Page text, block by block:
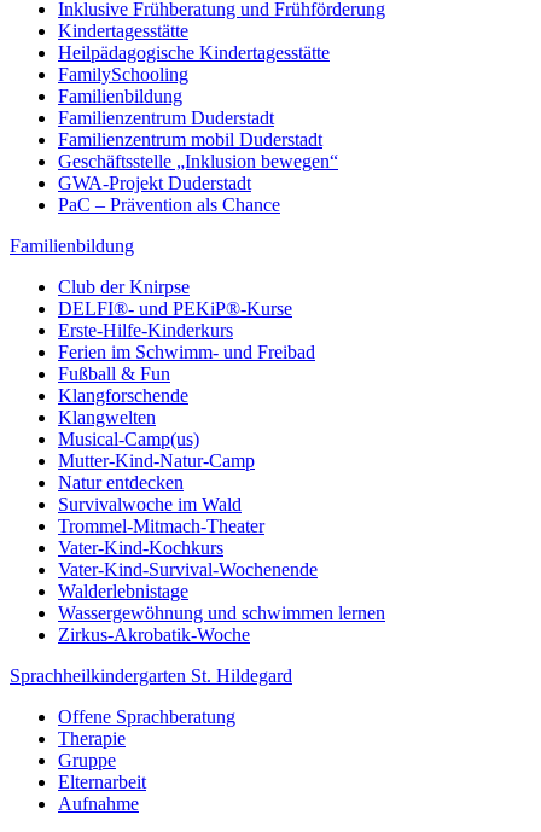
Inklusive Frühberatung und Frühförderung
Kindertagesstätte
Heilpädagogische Kindertagesstätte
FamilySchooling
Familienbildung
Familienzentrum Duderstadt
Familienzentrum mobil Duderstadt
Geschäftsstelle „Inklusion bewegen“
GWA-Projekt Duderstadt
PaC – Prävention als Chance
Familienbildung
Club der Knirpse
DELFI®- und PEKiP®-Kurse
Erste-Hilfe-Kinderkurs
Ferien im Schwimm- und Freibad
Fußball & Fun
Klangforschende
Klangwelten
Musical-Camp(us)
Mutter-Kind-Natur-Camp
Natur entdecken
Survivalwoche im Wald
Trommel-Mitmach-Theater
Vater-Kind-Kochkurs
Vater-Kind-Survival-Wochenende
Walderlebnistage
Wassergewöhnung und schwimmen lernen
Zirkus-Akrobatik-Woche
Sprachheilkindergarten St. Hildegard
Offene Sprachberatung
Therapie
Gruppe
Elternarbeit
Aufnahme